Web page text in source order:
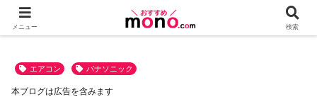
エアコン パナソニック
本ブログは広告を含みます
メニュー 検索